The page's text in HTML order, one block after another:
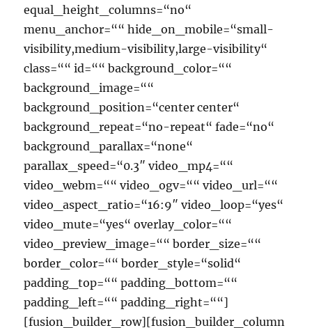
equal_height_columns=“no“
menu_anchor=““ hide_on_mobile=“small-
visibility,medium-visibility,large-visibility“
class=““ id=““ background_color=““
background_image=““
background_position=“center center“
background_repeat=“no-repeat“ fade=“no“
background_parallax=“none“
parallax_speed=“0.3″ video_mp4=““
video_webm=““ video_ogv=““ video_url=““
video_aspect_ratio=“16:9″ video_loop=“yes“
video_mute=“yes“ overlay_color=““
video_preview_image=““ border_size=““
border_color=““ border_style=“solid“
padding_top=““ padding_bottom=““
padding_left=““ padding_right=““]
[fusion_builder_row][fusion_builder_column